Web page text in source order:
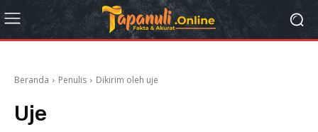
Beranda Penulis Dikirim oleh uje
Uje